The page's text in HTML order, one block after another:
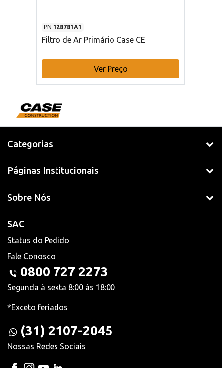
PN 128781A1
Filtro de Ar Primário Case CE
Ver Preço
Categorias
Páginas Institucionais
Sobre Nós
SAC
Status do Pedido
Fale Conosco
0800 727 2273
Segunda à sexta 8:00 às 18:00
*Exceto feriados
(31) 2107-2045
Nossas Redes Sociais